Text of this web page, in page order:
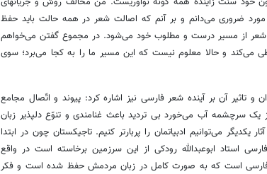
مورد ضروری می‌دانم و بر آنم که اصالت شعر در همه حالت باید حفظ
شعر از مسیر درست و مطلوب خود می‌شود. در مجموع گفتن می‌خواهم
می‌کند و حالا معلوم نیست که این مسیر ما را به کجا می‌برد؛ سوی
و تاثیر آن بر آینده شعر فارسی نیز اشاره کرد: پیوند و اتّصال مجامع
یک سرچشمه آب می‌خورد بی تردید باعث غنامندی و تنوّع دلپذیر زبان
می‌توانیم ادبیاتمان را پربارتر کنیم. تاجیکستان چون در ابتدا
استاد ابوعبدالله رودکی از این سرزمین برخاسته است در واقع
فارسی است که به صورت کامل در زبان مردمش حفظ شده است و فکر